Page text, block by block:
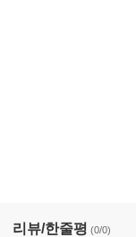
룹
리뷰/한줄평 (0/0)